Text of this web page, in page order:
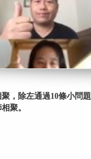
，除左通過10條小問
聚。